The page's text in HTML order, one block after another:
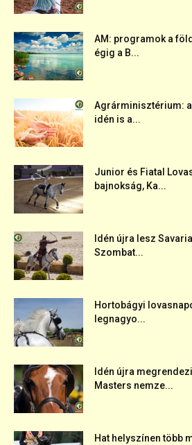
AM: programok a
égig a B...
Agrárminisztérium:
idén is a...
Junior és Fiatal
bajnokság, Ka...
Idén újra lesz
Szombat...
Hortobágyi
legnagyo...
Idén újra
Masters nemze...
Hat helyszínen több